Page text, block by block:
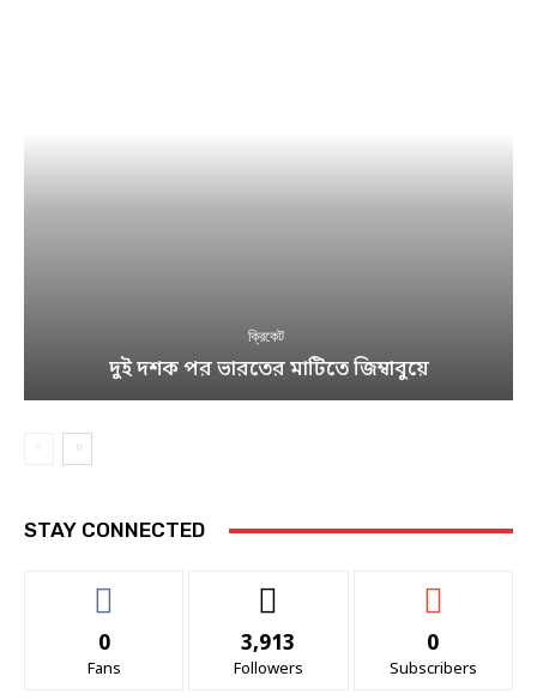
ক্রিকেট
দুই দশক পর ভারতের মাটিতে জিম্বাবুয়ে
STAY CONNECTED
0
Fans
3,913
Followers
0
Subscribers